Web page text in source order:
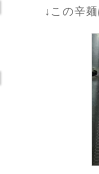
↓この辛